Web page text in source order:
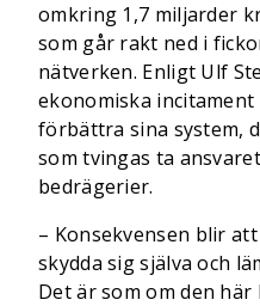
omkring 1,7 miljarder
som går rakt ned i
nätverken. Enligt Ulf
ekonomiska
förbättra sina system,
som tvingas ta
bedrägerier.
– Konsekvensen blir
skydda sig själva och
Det är som om den